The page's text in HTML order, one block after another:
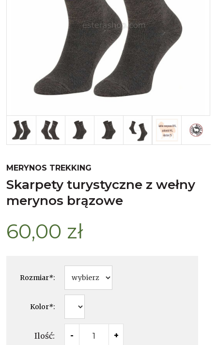
MERYNOS TREKKING
skarpety turystyczne z wełny
merynos brązowe
60,00 zł
Rozmiar*:
Kolor*:
Ilość: - +
Merynos trekking
Merynos bezuciskowe
Kaszmir stopki
Bawełna egipska maco